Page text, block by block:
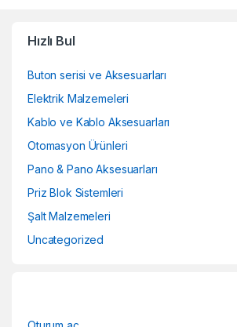
Hızlı Bul
Buton serisi ve Aksesuarları
Elektrik Malzemeleri
Kablo ve Kablo Aksesuarları
Otomasyon Ürünleri
Pano & Pano Aksesuarları
Priz Blok Sistemleri
Şalt Malzemeleri
Uncategorized